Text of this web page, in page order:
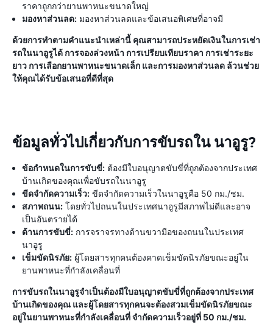
ราคาถูกกว่ายานพาหนะขนาดใหญ่
มองหาส่วนลด: มองหาส่วนลดและข้อเสนอพิเศษที่อาจมี
ด้วยการทำตามคำแนะนำเหล่านี้ คุณสามารถประหยัดเงินในการเช่า
รถในนาอูรูได้ การจองล่วงหน้า การเปรียบเทียบราคา การเช่าระยะ
ยาว การเลือกยานพาหนะขนาดเล็ก และการมองหาส่วนลด ล้วนช่วย
ให้คุณได้รับข้อเสนอที่ดีที่สุด
ข้อมูลทั่วไปเกี่ยวกับการขับรถใน นาอูรู?
ข้อกำหนดในการขับขี่: ต้องมีใบอนุญาตขับขี่ที่ถูกต้องจากประเทศ
บ้านเกิดของคุณเพื่อขับรถในนาอูรู
ขีดจำกัดความเร็ว: ขีดจำกัดความเร็วในนาอูรูคือ 50 กม./ชม.
สภาพถนน: โดยทั่วไปถนนในประเทศนาอูรูมีสภาพไม่ดีและอาจ
เป็นอันตรายได้
ด้านการขับขี่: การจราจรทางด้านขวามือของถนนในประเทศ
นาอูรู
เข็มขัดนิรภัย: ผู้โดยสารทุกคนต้องคาดเข็มขัดนิรภัยขณะอยู่ใน
ยานพาหนะที่กำลังเคลื่อนที่
การขับรถในนาอูรูจำเป็นต้องมีใบอนุญาตขับขี่ที่ถูกต้องจากประเทศ
บ้านเกิดของคุณ และผู้โดยสารทุกคนจะต้องสวมเข็มขัดนิรภัยขณะ
อยู่ในยานพาหนะที่กำลังเคลื่อนที่ จำกัดความเร็วอยู่ที่ 50 กม./ชม.